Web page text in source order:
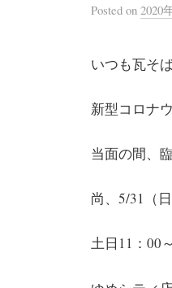
Posted on 2020
いつも瓦そ
新型コロナ
当面の間、
尚、5/31（
土日11：00